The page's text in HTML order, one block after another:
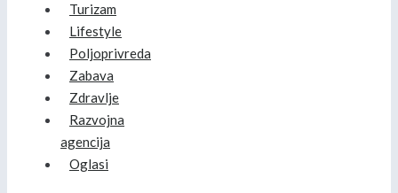
Turizam
Lifestyle
Poljoprivreda
Zabava
Zdravlje
Razvojna
agencija
Oglasi